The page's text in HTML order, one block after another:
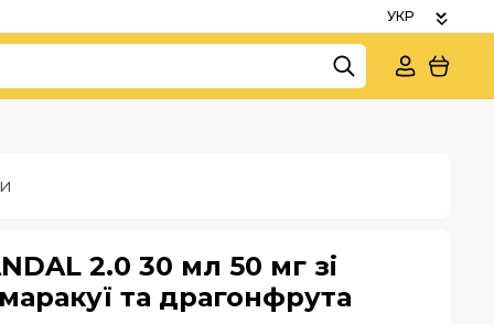
2.0 30 мл 50 мг зі
та драгонфрута